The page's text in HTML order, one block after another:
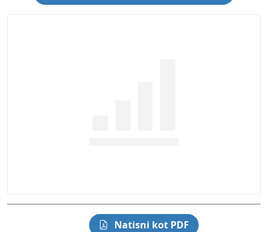
Natisni kot PDF